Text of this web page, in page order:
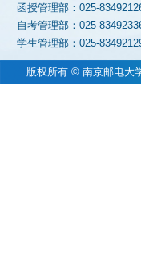
函授管理部：025-
自考管理部：025-
学生管理部：025-
版权所有 © 南京邮电大